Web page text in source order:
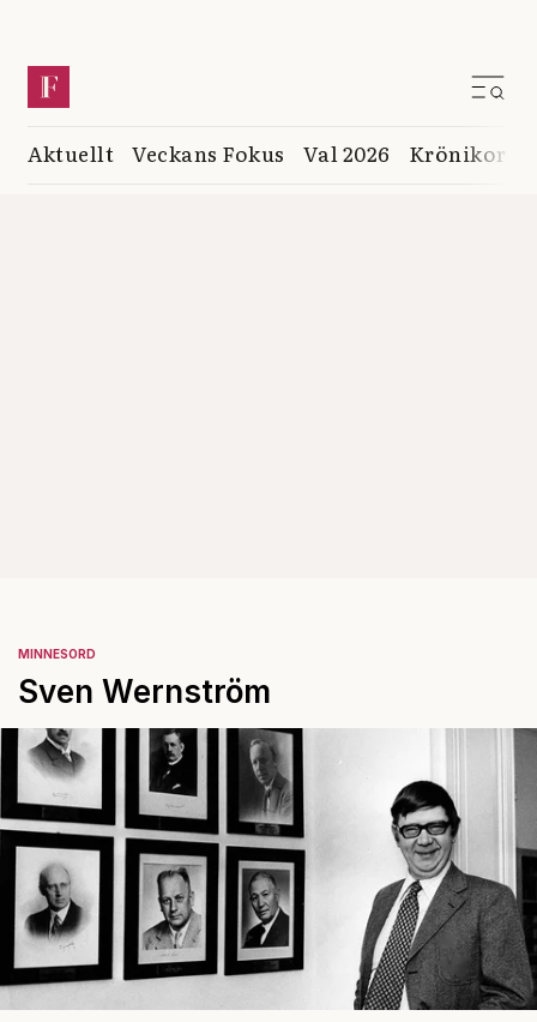
Aktuellt Veckans Fokus Val 2026 Krönikor
MINNESORD
Sven Wernström